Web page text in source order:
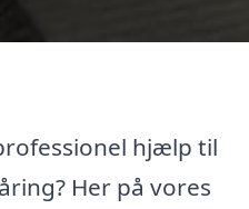
hjælp til
Her på vores